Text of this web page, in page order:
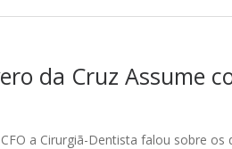
da Cruz Assume
a Cirurgiã-Dentista falou sobre